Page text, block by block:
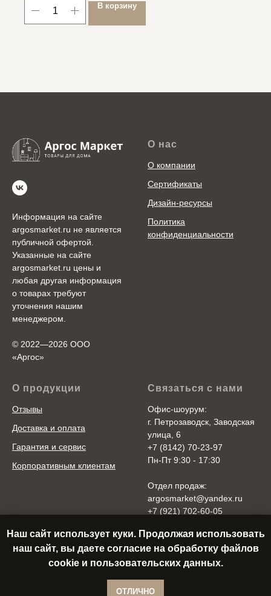
В корзину
В корзину
Информация на сайте
argosmarket.ru не является
публичной офертой.
Указанные на сайте
argosmarket.ru цены и
любая другая информация
о товарах требуют
уточнения нашим
менеджером.
© 2022—2026 ООО
«Аргоc»
О нас
О компании
Сертификаты
Дизайн-ресурсы
Политика
конфиденциальности
О продукции
Отзывы
Доставка и оплата
Гарантия и сервис
Корпоративным клиентам
Связаться с нами
Офис-шоурум:
г. Петрозаводск, Заводская
улица, 6
+7 (8142) 70-23-97
Пн-Пт 9:30 - 17:30
Отдел продаж:
argosmarket@yandex.ru
+7 (921) 702-60-05
Cб-Вс 10:00 - 18:00
Наш сайт использует куки. Продолжая использовать
наш сайт, вы даете согласие на обработку файлов
cookie и пользовательских данных.
ОТЛИЧНО